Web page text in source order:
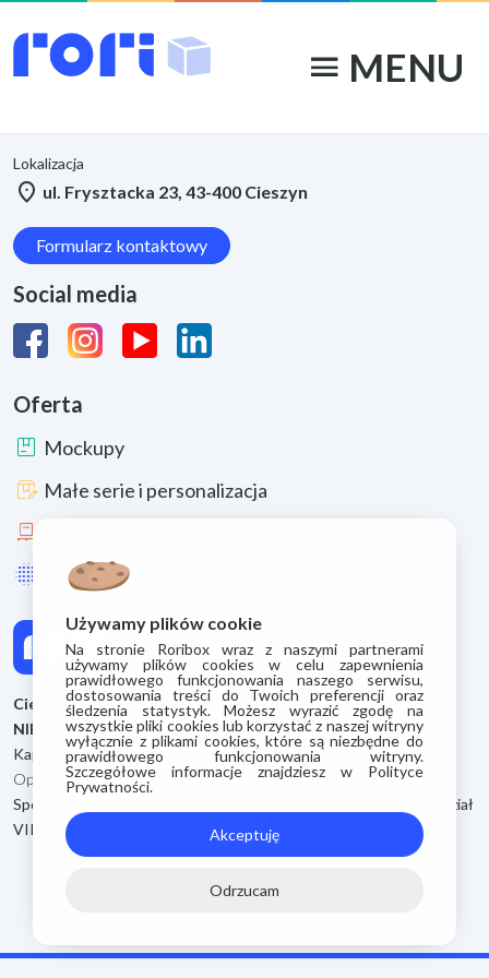
menu MENU
Cieszyńskie Zakłady Kartoniarskie S.A.
NIP: 5480075962
Kapitał zakładowy 500.400 zł
Opłacony kapitał zakładowy 500.400 zł
Spółka zarejestrowana przez Sąd Rejonowy w Bielsku Białej Wydział
VIII Gospodarczy pod nr: KRS 0000033795.
Oferta
package Mockupy
box_edit Małe serie i personalizacja
pallet
lens_blur Uszlachetnienia i materiały
Kontakt
Lokalizacja
location_on ul. Frysztacka 23, 43-400 Cieszyn
Formularz kontaktowy
Social media
Copyright © 2024. Wszelkie prawa zastrzeżone CZK S.A.
Używamy plików cookie
Na stronie Roribox wraz z naszymi partnerami
używamy plików cookies w celu zapewnienia
prawidłowego funkcjonowania naszego serwisu,
dostosowania treści do Twoich preferencji oraz
śledzenia statystyk. Możesz wyrazić zgodę na
wszystkie pliki cookies lub korzystać z naszej witryny
wyłącznie z plikami cookies, które są niezbędne do
prawidłowego funkcjonowania witryny.
Szczegółowe informacje znajdziesz w Polityce
Prywatności.
Akceptuję
Odrzucam